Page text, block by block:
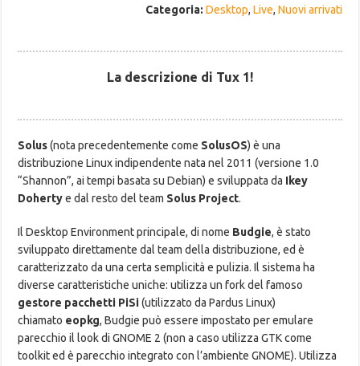
Categoria: Desktop, Live, Nuovi arrivati
La descrizione di Tux 1!
Solus(nota precedentemente come SolusOS) è una
distribuzione Linux indipendente nata nel 2011 (versione 1.0
“Shannon”, ai tempi basata su Debian) e sviluppata da Ikey
Dohertye dal resto del team Solus Project.
Il Desktop Environment principale, di nome Budgie, è stato
sviluppato direttamente dal team della distribuzione, ed è
caratterizzato da una certa semplicità e pulizia. Il sistema ha
diverse caratteristiche uniche: utilizza un fork del famoso
gestore pacchetti PiSi(utilizzato da Pardus Linux)
chiamato eopkg, Budgie può essere impostato per emulare
parecchio il look di GNOME 2 (non a caso utilizza GTK come
toolkit ed è parecchio integrato con l’ambiente GNOME). Utilizza